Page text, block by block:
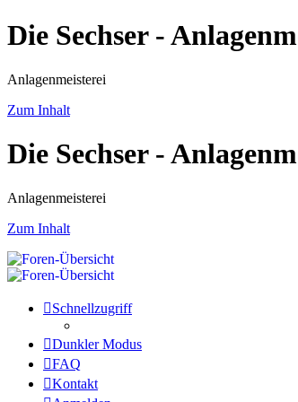
Die Sechser -
Anlagenmeisterei
Zum Inhalt
Die Sechser -
Anlagenmeisterei
Zum Inhalt
Schnellzugriff
Dunkler Modus
FAQ
Kontakt